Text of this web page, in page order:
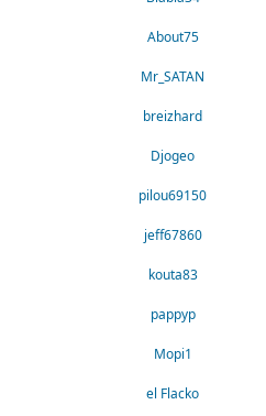
About75
Mr_SATAN
breizhard
Djogeo
pilou69150
jeff67860
kouta83
pappyp
Mopi1
el Flacko